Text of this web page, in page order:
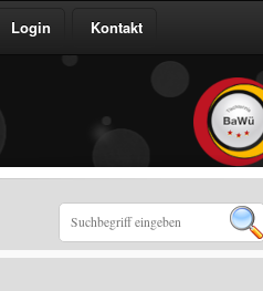
Login Kontakt